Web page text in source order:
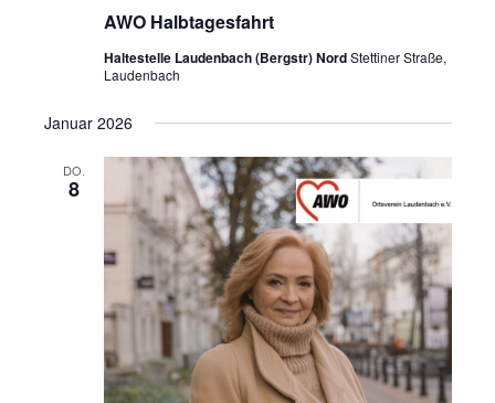
AWO Halbtagesfahrt
Haltestelle Laudenbach (Bergstr) NordStettiner Straße,
Laudenbach
Januar 2026
DO.
8